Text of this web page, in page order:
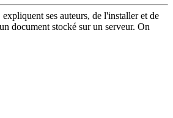
ses auteurs, de l'installer et de
document stocké sur un serveur. On